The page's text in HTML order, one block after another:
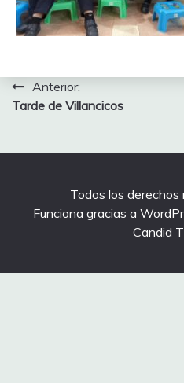
Navegación
de
entradas
Anterior:
Tarde de Villancicos
Todos los
Funciona gracias a
Candid